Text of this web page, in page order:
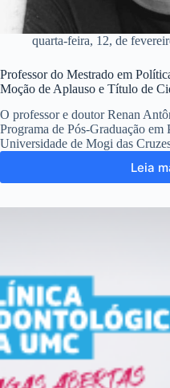
quarta-feira, 12, de
Professor do Mestrado em
Moção de Aplauso e Título de
O professor e doutor Renan
Programa de Pós-Graduação em
Universidade de Mogi das
Leia